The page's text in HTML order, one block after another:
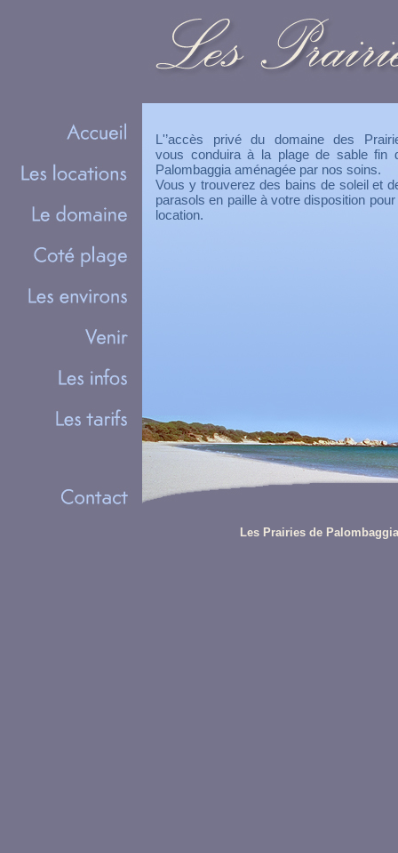
L'’accès privé du domaine des
vous conduira à la plage de sable fin
Palombaggia aménagée par nos soins.
Vous y trouverez des bains de soleil et
parasols en paille à votre disposition pour
location.
Les Prairies de